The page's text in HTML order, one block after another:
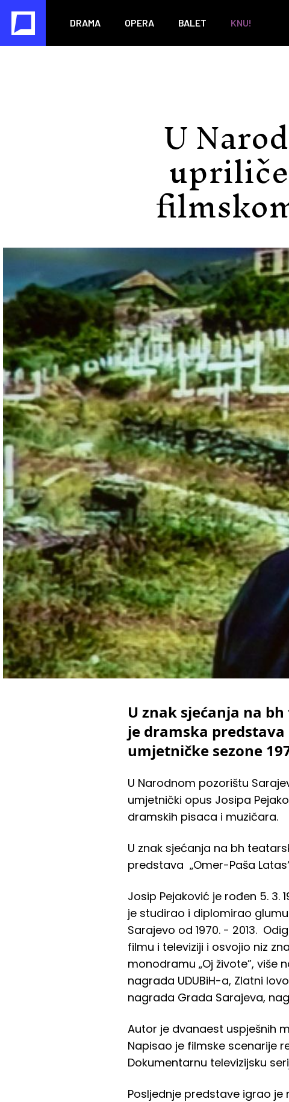
DRAMA OPERA BALET KNU!
U
U znak sjećanja na
je dramska predstava
umjetničke sezone
U Narodnom pozorištu
umjetnički opus Josipa
dramskih pisaca i muzičara.
U znak sjećanja na bh
predstava „Omer-Paša
Josip Pejaković je rođen 5. 3.
je studirao i diplomirao
Sarajevo od 1970. - 2013.
filmu i televiziji i osvojio niz
monodramu „Oj živote”,
nagrada UDUBiH-a, Zlatni
nagrada Grada Sarajeva,
Autor je dvanaest uspješnih
Napisao je filmske scenarije
Dokumentarnu televizijsku
Posljednje predstave igrao je